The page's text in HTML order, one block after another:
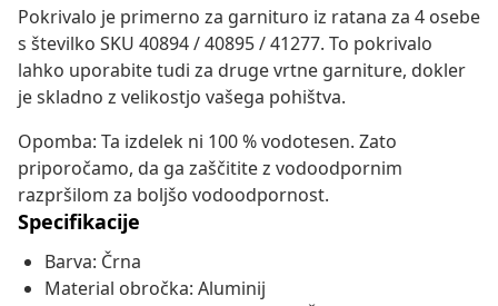
Pokrivalo je primerno za garnituro iz ratana za 4 osebe
s številko SKU 40894 / 40895 / 41277. To pokrivalo
lahko uporabite tudi za druge vrtne garniture, dokler
je skladno z velikostjo vašega pohištva.
Opomba: Ta izdelek ni 100 % vodotesen. Zato
priporočamo, da ga zaščitite z vodoodpornim
razpršilom za boljšo vodoodpornost.
Specifikacije
Barva: Črna
Material obročka: Aluminij